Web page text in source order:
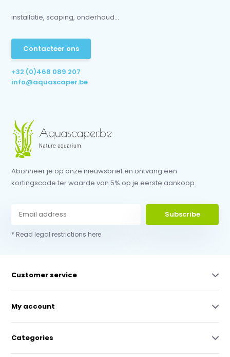
installatie, scaping, onderhoud...
Contacteer ons
+32 (0)468 089 207
info@aquascaper.be
Abonneer je op onze nieuwsbrief en ontvang een
kortingscode ter waarde van 5% op je eerste aankoop.
Subscribe
* Read legal restrictions here
Customer service
My account
Categories